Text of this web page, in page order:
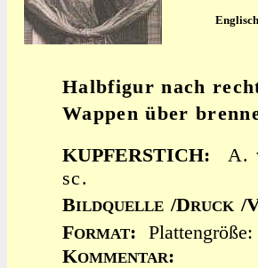
Halbfigur nach
Wappen über
KUPFERSTICH:
A.
sc.
BILDQUELLE /DRUCK /
FORMAT:
KOMMENTAR: